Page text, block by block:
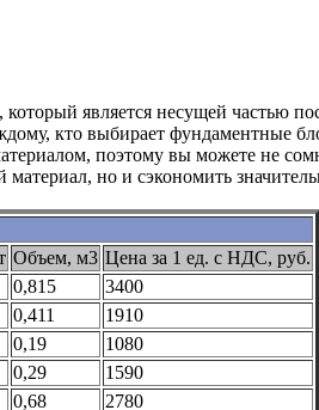
является несущей частью
кто выбирает фундаментные
поэтому вы можете не
материал, но и сэкономить
Объем, м3 Цена за 1 ед. с НДС, руб.
0,815
3400
0,411
1910
0,19
1080
0,29
1590
0,68
2780